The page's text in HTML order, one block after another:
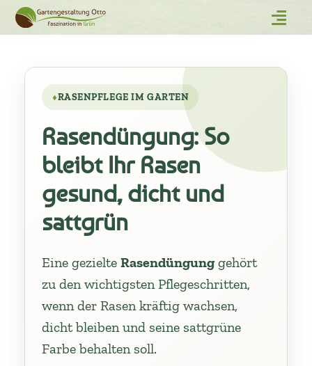
RASENPFLEGE IM GARTEN
Rasendüngung: So
bleibt Ihr Rasen
gesund, dicht und
sattgrün
Eine gezielte Rasendüngung gehört
zu den wichtigsten Pflegeschritten,
wenn der Rasen kräftig wachsen,
dicht bleiben und seine sattgrüne
Farbe behalten soll.